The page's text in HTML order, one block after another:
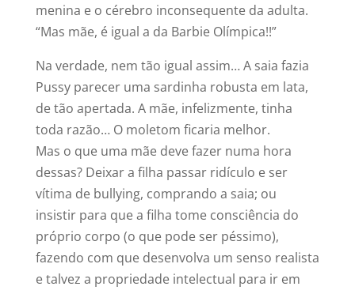
menina e o cérebro inconsequente da adulta.
“Mas mãe, é igual a da Barbie Olímpica!!”
Na verdade, nem tão igual assim… A saia fazia
Pussy parecer uma sardinha robusta em lata,
de tão apertada. A mãe, infelizmente, tinha
toda razão… O moletom ficaria melhor.
Mas o que uma mãe deve fazer numa hora
dessas? Deixar a filha passar ridículo e ser
vítima de bullying, comprando a saia; ou
insistir para que a filha tome consciência do
próprio corpo (o que pode ser péssimo),
fazendo com que desenvolva um senso realista
e talvez a propriedade intelectual para ir em